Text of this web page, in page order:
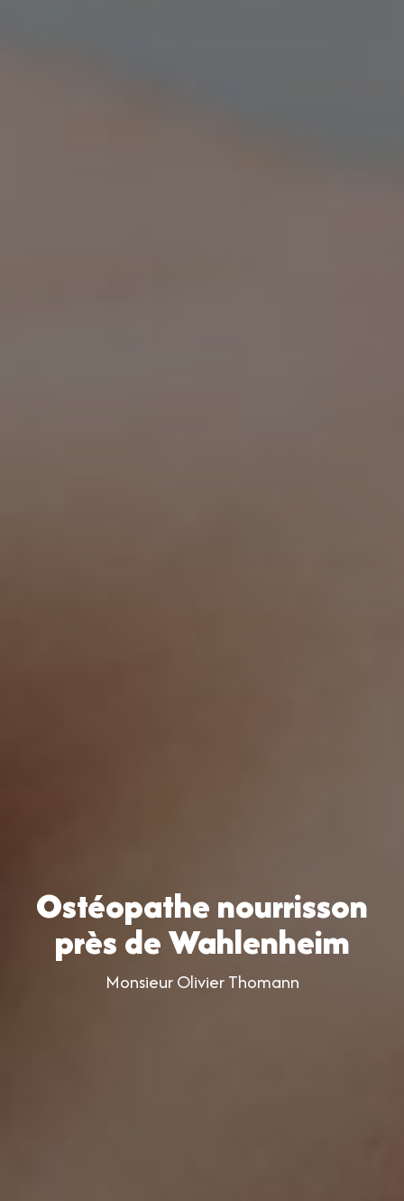
Ostéopathe nourrisson
près de Wahlenheim
Monsieur Olivier Thomann